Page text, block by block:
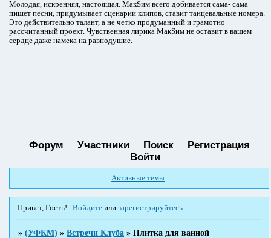
Молодая, искренняя, настоящая. МакSим всего добивается сама- сама
пишет песни, придумывает сценарии клипов, ставит танцевальные номера.
Это действительно талант, а не четко продуманный и грамотно
рассчитанный проект. Чувственная лирика МакSим не оставит в вашем
сердце даже намека на равнодушие.
Форум Участники Поиск
Регистрация
Войти
Активные темы
Привет, Гость! Войдите илизарегистрируйтесь
»(УФКМ) »Встречи Клуба »Плитка для ванной